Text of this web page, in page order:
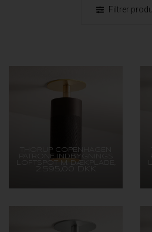
Filtrer
THORUP COPENHAGEN
PATRONE INDBYGNINGS
LOFTSPOT M. DÆKPLADE,
BRUNERET MESSING, 120
2.595,00 DKK